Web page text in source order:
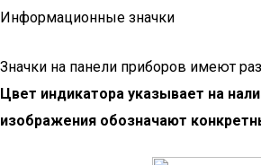
Информационные значки
Значки на панели приборов имеют
Цвет индикатора указывает на
изображения обозначают